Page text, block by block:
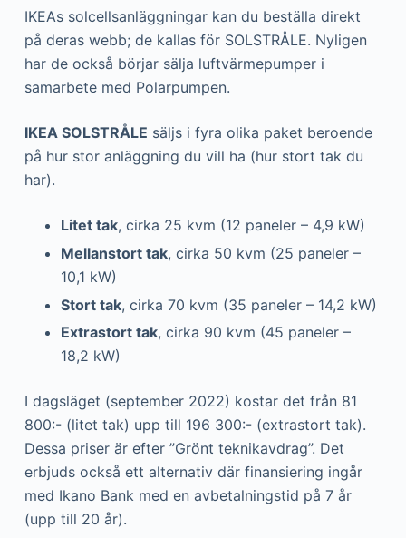
IKEAs solcellsanläggningar kan du beställa direkt
på deras webb; de kallas för SOLSTRÅLE. Nyligen
har de också börjar sälja luftvärmepumper i
samarbete med Polarpumpen.
IKEA SOLSTRÅLE säljs i fyra olika paket beroende
på hur stor anläggning du vill ha (hur stort tak du
har).
Litet tak, cirka 25 kvm (12 paneler – 4,9 kW)
Mellanstort tak, cirka 50 kvm (25 paneler –
10,1 kW)
Stort tak, cirka 70 kvm (35 paneler – 14,2 kW)
Extrastort tak, cirka 90 kvm (45 paneler –
18,2 kW)
I dagsläget (september 2022) kostar det från 81
800:- (litet tak) upp till 196 300:- (extrastort tak).
Dessa priser är efter ”Grönt teknikavdrag”. Det
erbjuds också ett alternativ där finansiering ingår
med Ikano Bank med en avbetalningstid på 7 år
(upp till 20 år).